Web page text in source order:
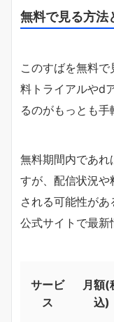
無料で見る方法
このすばを無料
料トライアルやd
るのがもっとも手
無料期間内であれ
すが、配信状況や
される可能性が
公式サイトで最新
サービ
ス
月額(
込)